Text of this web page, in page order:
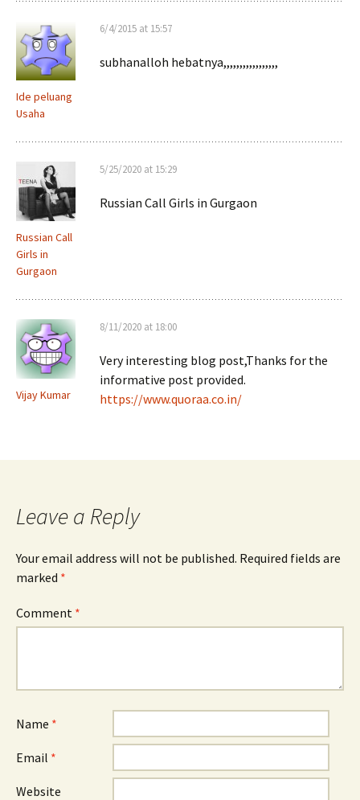
Ide peluang
Usaha
6/4/2015 at 15:57
subhanalloh hebatnya,,,,,,,,,,,,,,,,,
Russian Call
Girls in
Gurgaon
5/25/2020 at 15:29
Russian Call Girls in Gurgaon
Vijay Kumar
8/11/2020 at 18:00
Very interesting blog post,Thanks for the
informative post provided.
https://www.quoraa.co.in/
Leave a Reply
Your email address will not be published. Required fields are
marked *
Comment *
Name *
Email *
Website